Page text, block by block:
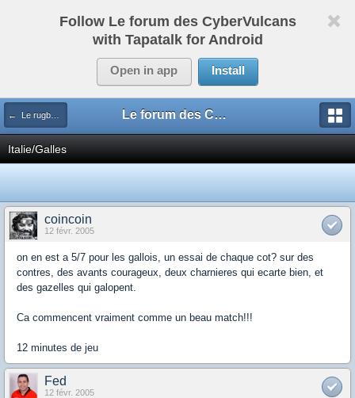
Follow Le forum des CyberVulcans
with Tapatalk for Android
Open in app Install
← Le rugby international Le forum des CyberVulcans
Italie/Galles
coincoin
12 févr. 2005
on en est a 5/7 pour les gallois, un essai de chaque cot? sur des
contres, des avants courageux, deux charnieres qui ecarte bien, et
des gazelles qui galopent.
Ca commencent vraiment comme un beau match!!!
12 minutes de jeu
Fed
12 févr. 2005